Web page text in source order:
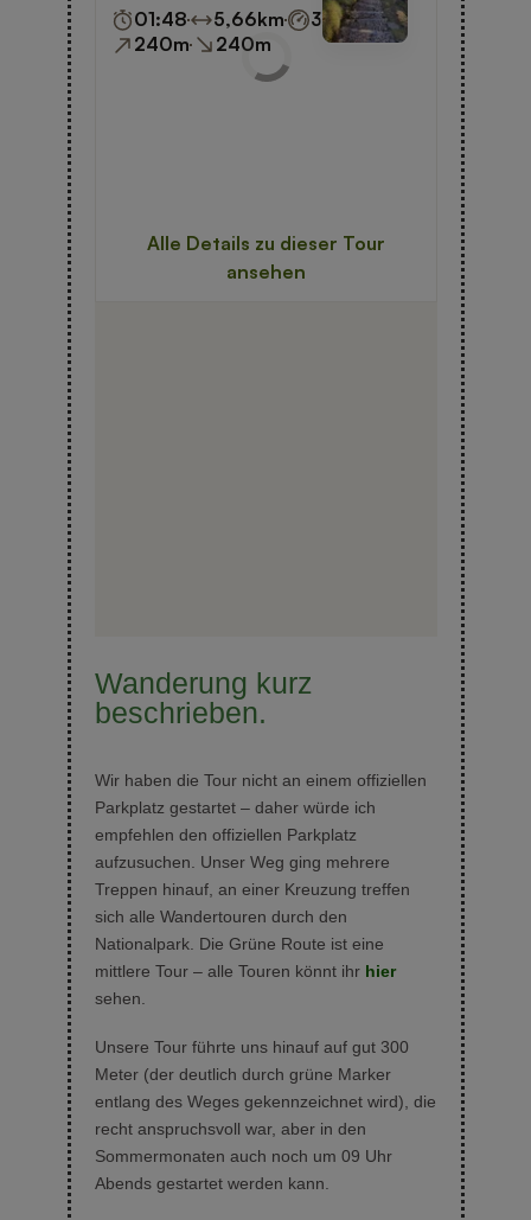
Wanderung kurz
beschrieben.
Wir haben die Tour nicht an einem offiziellen
Parkplatz gestartet – daher würde ich
empfehlen den offiziellen Parkplatz
aufzusuchen. Unser Weg ging mehrere
Treppen hinauf, an einer Kreuzung treffen
sich alle Wandertouren durch den
Nationalpark. Die Grüne Route ist eine
mittlere Tour – alle Touren könnt ihr hier
sehen.
Unsere Tour führte uns hinauf auf gut 300
Meter (der deutlich durch grüne Marker
entlang des Weges gekennzeichnet wird), die
recht anspruchsvoll war, aber in den
Sommermonaten auch noch um 09 Uhr
Abends gestartet werden kann.